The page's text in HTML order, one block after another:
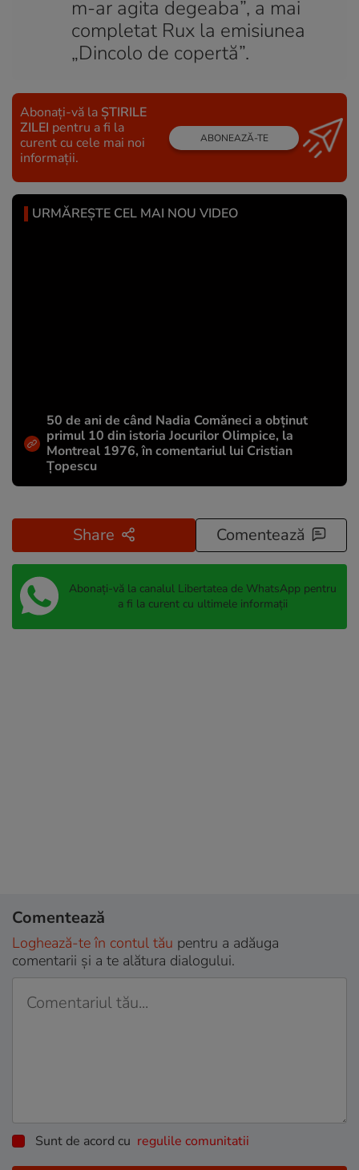
m-ar agita degeaba”, a mai
completat Rux la emisiunea
„Dincolo de copertă”.
Abonați-vă la ȘTIRILE
ZILEI pentru a fi la
curent cu cele mai noi
informații.
ABONEAZĂ-TE
URMĂREȘTE CEL MAI NOU VIDEO
50 de ani de când Nadia Comăneci a obţinut
primul 10 din istoria Jocurilor Olimpice, la
Montreal 1976, în comentariul lui Cristian
Țopescu
Share Comentează
Abonați-vă la canalul Libertatea de WhatsApp pentru
a fi la curent cu ultimele informații
Comentează
Loghează-te în contul tău pentru a adăuga
comentarii și a te alătura dialogului.
Sunt de acord cu regulile comunitatii